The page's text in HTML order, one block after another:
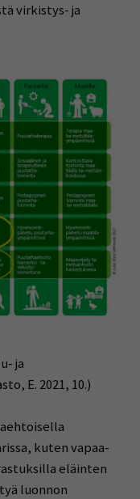
virkistys- ja
ja
E. 2021, 10.)
kuten vapaa-
eläinten
luonnon